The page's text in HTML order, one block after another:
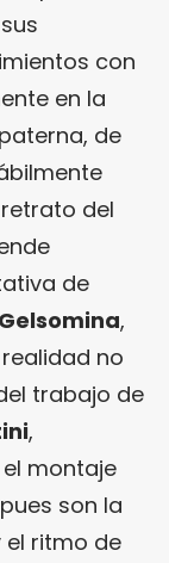
con
en la
de
del
de
Gelsomina,
no
trabajo de
,
montaje
son la
el ritmo de